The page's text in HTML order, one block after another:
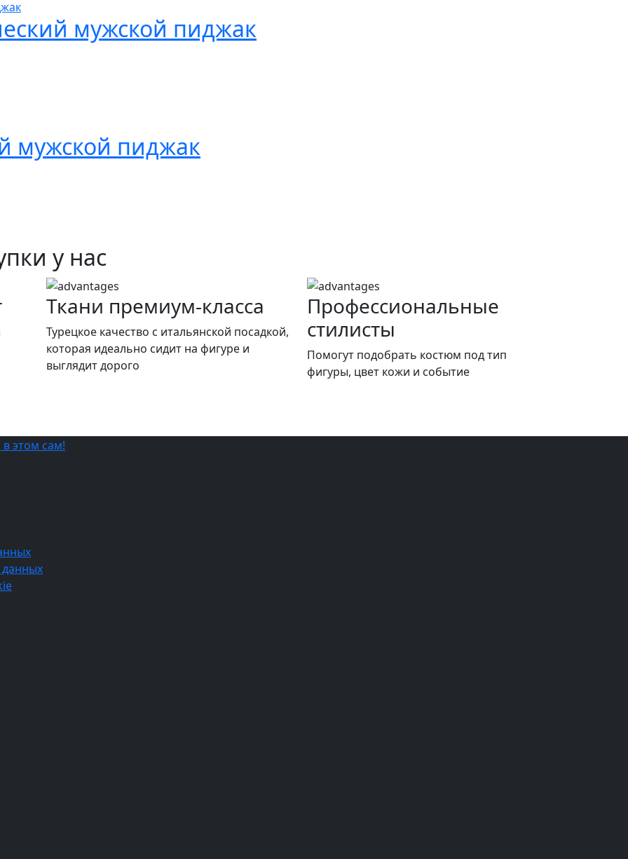
мужской пиджак
мужской пиджак
у нас
Ткани премиум-класса
Турецкое качество c итальянской посадкой,
которая идеально сидит на фигуре и
выглядит дорого
Профессиональные
стилисты
Помогут подобрать костюм под тип
фигуры, цвет кожи и событие
данных